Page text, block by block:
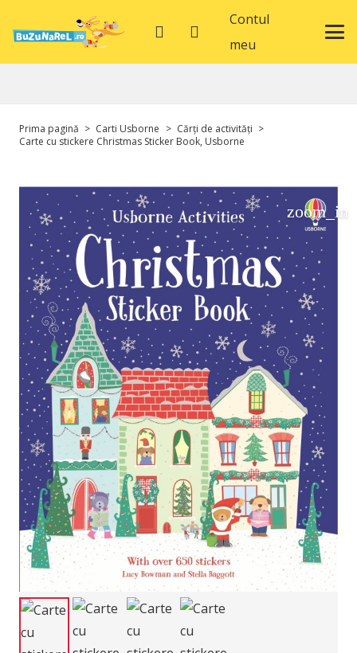
Contul
meu
Prima pagină > Carti Usborne > Cărți de activități >
Carte cu stickere Christmas Sticker Book, Usborne